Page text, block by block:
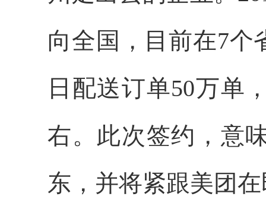
向全国，目前在7个
日配送订单50万单
右。此次签约，意
东，并将紧跟美团